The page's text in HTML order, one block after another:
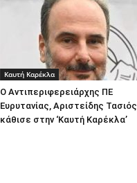
Καυτή Καρέκλα
Ο Αντιπεριφερειάρχης ΠΕ
Ευρυτανίας, Αριστείδης Τασιός
κάθισε στην ‘Καυτή Καρέκλα’